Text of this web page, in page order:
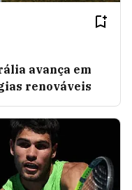
avança em
renováveis